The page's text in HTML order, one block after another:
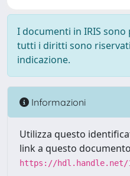
I documenti in IRIS
tutti i diritti sono
indicazione.
Informazioni
Utilizza questo
link a questo
https://hdl.handle.net/